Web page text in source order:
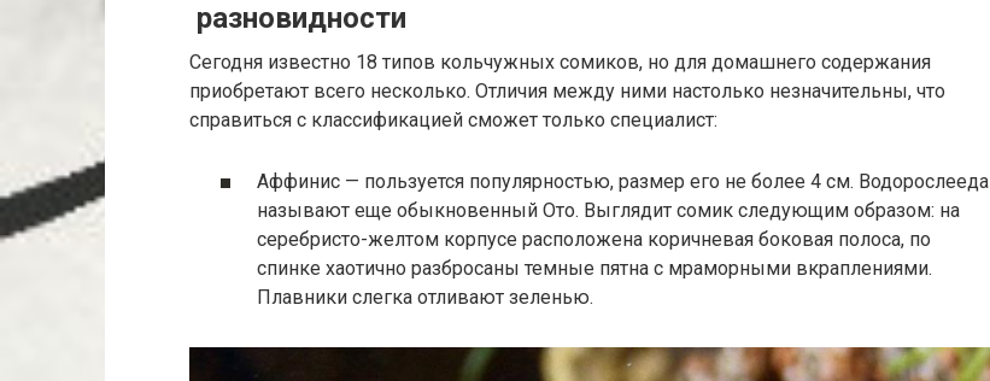
разновидности
Сегодня известно 18 типов кольчужных сомиков, но для домашнего содержания
приобретают всего несколько. Отличия между ними настолько незначительны, что
справиться с классификацией сможет только специалист:
Аффинис — пользуется популярностью, размер его не более 4 см. Водорослееда
называют еще обыкновенный Ото. Выглядит сомик следующим образом: на
серебристо-желтом корпусе расположена коричневая боковая полоса, по
спинке хаотично разбросаны темные пятна с мраморными вкраплениями.
Плавники слегка отливают зеленью.